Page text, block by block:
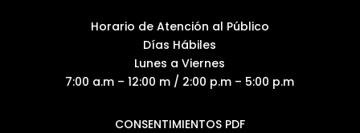
Horario de Atención al Público
Días Hábiles
Lunes a Viernes
7:00 a.m – 12:00 m / 2:00 p.m – 5:00 p.m
CONSENTIMIENTOS PDF